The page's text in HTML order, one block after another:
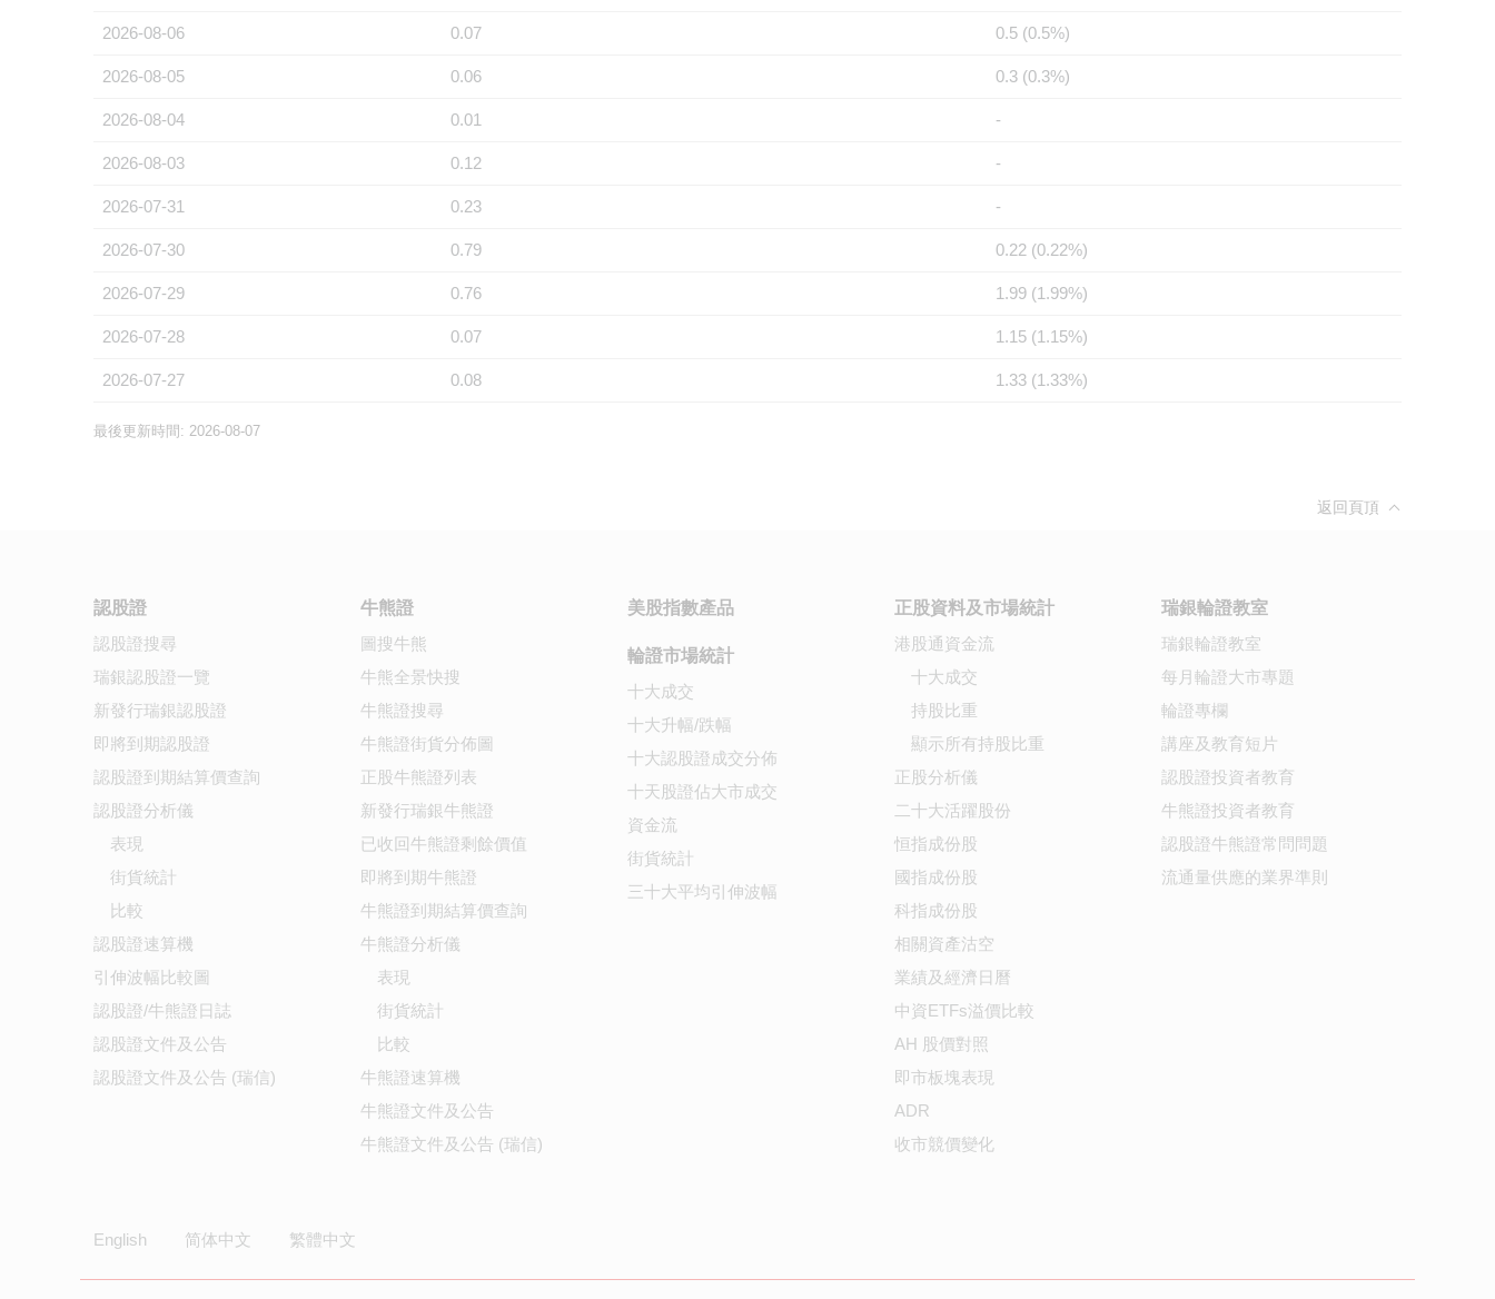
2026-08-06 0.07 0.5 (0.5%)
2026-08-05 0.06 0.3 (0.3%)
2026-08-04 0.01 -
2026-08-03 0.12 -
2026-07-31 0.23 -
2026-07-30 0.79 0.22 (0.22%)
2026-07-29 0.76 1.99 (1.99%)
2026-07-28 0.07 1.15 (1.15%)
2026-07-27 0.08 1.33 (1.33%)
最後更新時間: 2026-08-07
返回頁頂
認股證
認股證搜尋
瑞銀認股證一覽
新發行瑞銀認股證
即將到期認股證
認股證到期結算價查詢
認股證分析儀
表現
街貨統計
比較
認股證速算機
引伸波幅比較圖
認股證/牛熊證日誌
認股證文件及公告
認股證文件及公告 (瑞信)
牛熊證
圖搜牛熊
牛熊全景快搜
牛熊證搜尋
牛熊證街貨分佈圖
正股牛熊證列表
新發行瑞銀牛熊證
已收回牛熊證剩餘價值
即將到期牛熊證
牛熊證到期結算價查詢
牛熊證分析儀
表現
街貨統計
比較
牛熊證速算機
牛熊證文件及公告
牛熊證文件及公告 (瑞信)
美股指數產品
輪證市場統計
十大成交
十大升幅/跌幅
十大認股證成交分佈
十天股證佔大市成交
資金流
街貨統計
三十大平均引伸波幅
正股資料及市場統計
港股通資金流
十大成交
持股比重
顯示所有持股比重
正股分析儀
二十大活躍股份
恒指成份股
國指成份股
科指成份股
相關資產沽空
業績及經濟日曆
中資ETFs溢價比較
AH 股價對照
即市板塊表現
ADR
收市競價變化
瑞銀輪證教室
瑞銀輪證教室
每月輪證大市專題
輪證專欄
講座及教育短片
認股證投資者教育
牛熊證投資者教育
認股證牛熊證常問問題
流通量供應的業界準則
English 简体中文 繁體中文